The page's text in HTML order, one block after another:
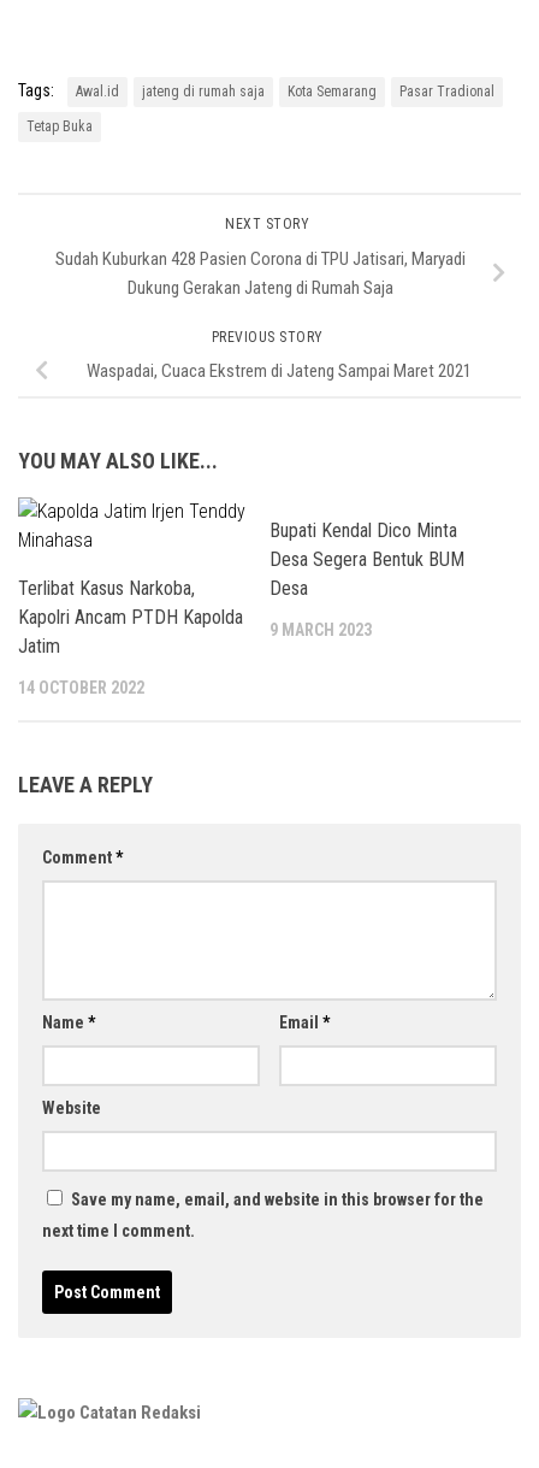
Tags: Awal.id jateng di rumah saja Kota Semarang Pasar Tradional
Tetap Buka
NEXT STORY
Sudah Kuburkan 428 Pasien Corona di TPU Jatisari, Maryadi
Dukung Gerakan Jateng di Rumah Saja
PREVIOUS STORY
Waspadai, Cuaca Ekstrem di Jateng Sampai Maret 2021
YOU MAY ALSO LIKE...
Terlibat Kasus Narkoba,
Kapolri Ancam PTDH Kapolda
Jatim
14 OCTOBER 2022
Bupati Kendal Dico Minta
Desa Segera Bentuk BUM
Desa
9 MARCH 2023
LEAVE A REPLY
Comment*
Name * Email *
Website
Save my name, email, and website in this browser for the
next time I comment.